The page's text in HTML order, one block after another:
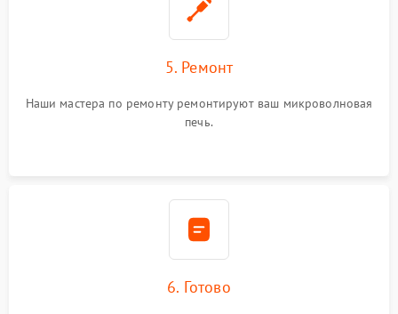
5. Ремонт
Наши мастера по ремонту ремонтируют ваш микроволновая
печь.
6. Готово